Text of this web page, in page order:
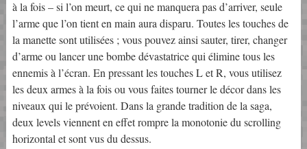
à la fois – si l’on meurt, ce qui ne manquera pas d’arriver, seule
l’arme que l’on tient en main aura disparu. Toutes les touches de
la manette sont utilisées ; vous pouvez ainsi sauter, tirer, changer
d’arme ou lancer une bombe dévastatrice qui élimine tous les
ennemis à l’écran. En pressant les touches L et R, vous utilisez
les deux armes à la fois ou vous faites tourner le décor dans les
niveaux qui le prévoient. Dans la grande tradition de la saga,
deux levels viennent en effet rompre la monotonie du scrolling
horizontal et sont vus du dessus.